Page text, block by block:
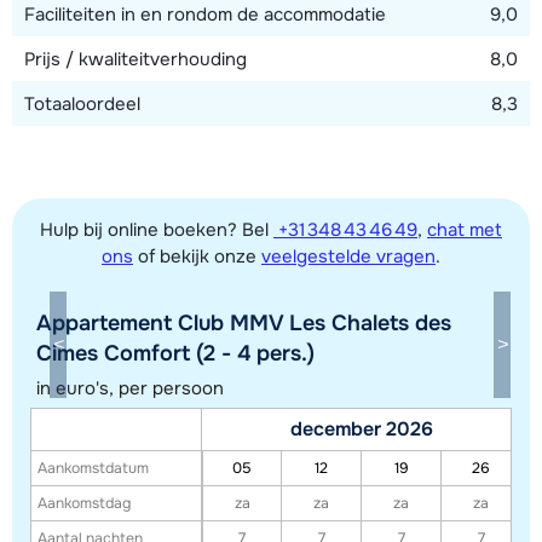
Toon alle accommodaties in dit gebied
Deze kaart geeft een indicatie van de ligging van onze accommodaties. De
exacte locatie kan enigszins afwijken.
Faciliteiten in en rondom de accommodatie
9,0
Prijs / kwaliteitverhouding
8,0
Totaaloordeel
8,3
Hulp bij online boeken? Bel +31 348 43 46 49, chat met
ons of bekijk onze veelgestelde vragen.
Appartement Club MMV Les Chalets des
Cimes Comfort (2 - 4 pers.)
in euro's, per persoon
Aankomstdatum
Aankomstdag
december 2026
05 12 19
26
za
za za
za